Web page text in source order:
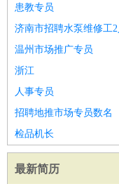
患教专员
济南市招聘水泵维修工2
温州市场推广专员
浙江
人事专员
招聘地推市场专员数名
检品机长
最新简历